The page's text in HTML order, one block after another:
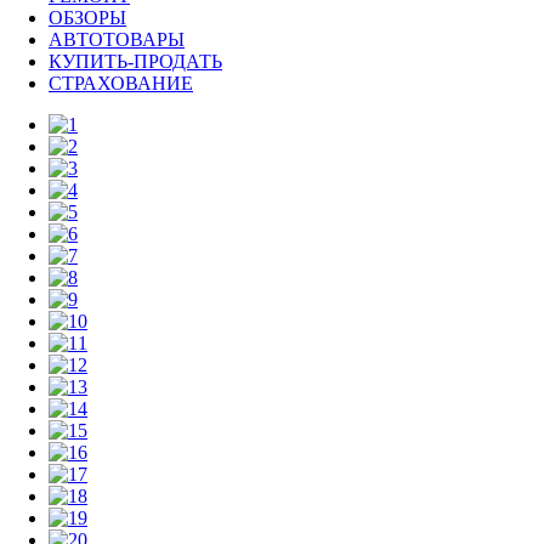
ОБЗОРЫ
АВТОТОВАРЫ
КУПИТЬ-ПРОДАТЬ
СТРАХОВАНИЕ